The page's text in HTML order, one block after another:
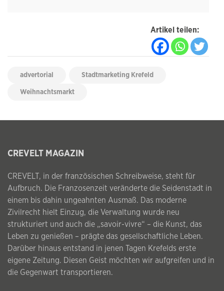
Artikel teilen:
advertorial Stadtmarketing Krefeld
Weihnachtsmarkt
CREVELT MAGAZIN
CREVELT, in der französischen Schreibweise, steht für
Aufbruch. Die Franzosenzeit veränderte die Seidenstadt in
einem bis dahin ungeahnten Ausmaß. Das moderne
Zivilrecht hielt Einzug, die Verwaltung wurde neu
strukturiert und auch die „savoir-vivre“ – die Kunst, das
Leben zu genießen – prägte das gesellschaftliche Leben.
Darüber hinaus entstand in jenen Tagen Krefelds erste
eigene Zeitung. Diesen Geist möchten wir aufgreifen und in
die Gegenwart transportieren.